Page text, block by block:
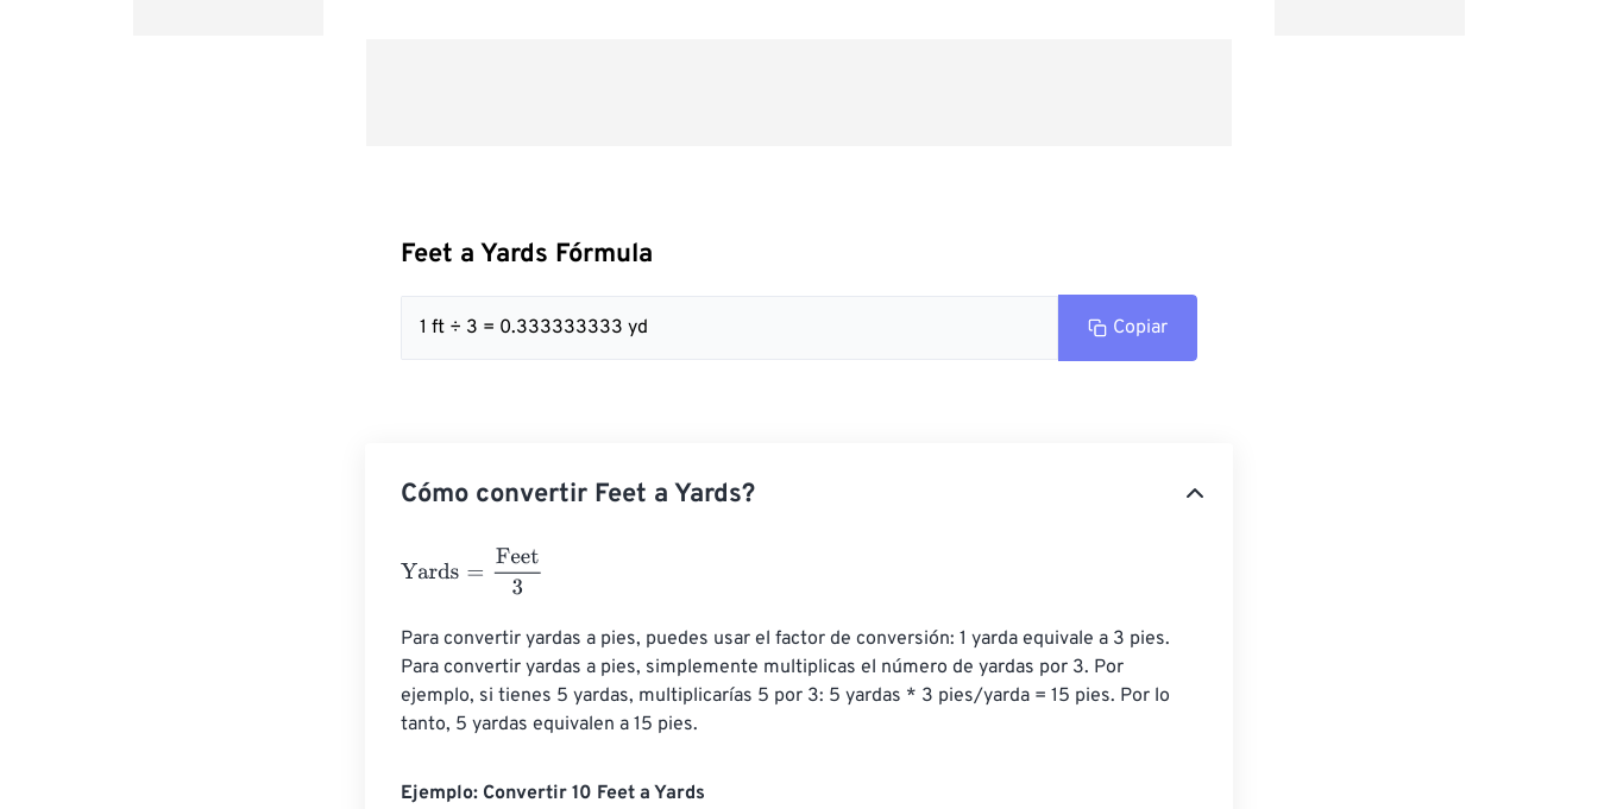
Feet a Yards Fórmula
1 ft ÷ 3 = 0.333333333 yd Copiar
Cómo convertir Feet a Yards?
Yards Feet3
Para convertir yardas a pies, puedes usar el factor de conversión: 1 yarda equivale a 3 pies.
Para convertir yardas a pies, simplemente multiplicas el número de yardas por 3. Por
ejemplo, si tienes 5 yardas, multiplicarías 5 por 3: 5 yardas * 3 pies/yarda = 15 pies. Por lo
tanto, 5 yardas equivalen a 15 pies.
Ejemplo: Convertir 10 Feet a Yards